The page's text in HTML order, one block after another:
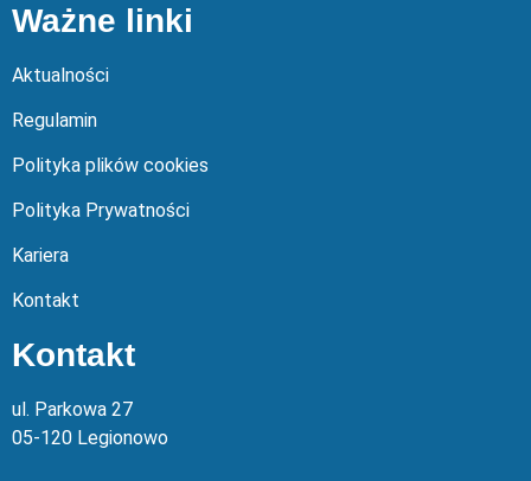
Ważne linki
Aktualności
Regulamin
Polityka plików cookies
Polityka Prywatności
Kariera
Kontakt
Kontakt
ul. Parkowa 27
05-120 Legionowo